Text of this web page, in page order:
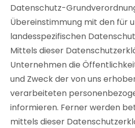
Datenschutz-
Übereinstimmung mit den für
landesspezifischen
Mittels dieser
Unternehmen die
und Zweck der von uns
verarbeiteten
informieren. Ferner werden
mittels dieser